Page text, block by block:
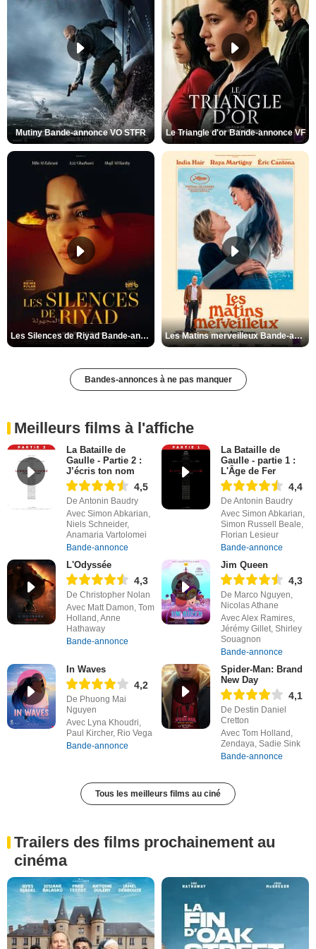
Mutiny Bande-annonce VO STFR Le Triangle d'or Bande-annonce VF
Les Silences de Riyad Bande-annonce VO STFR Les Matins merveilleux Bande-annonce VF
Bandes-annonces à ne pas manquer
Meilleurs films à l'affiche
La Bataille de
Gaulle - Partie 2 :
J’écris ton nom
4,5
De Antonin Baudry
Avec Simon Abkarian,
Niels Schneider,
Anamaria Vartolomei
Bande-annonce
La Bataille de
Gaulle - partie 1 :
L'Âge de Fer
4,4
De Antonin Baudry
Avec Simon Abkarian,
Simon Russell Beale,
Florian Lesieur
Bande-annonce
L'Odyssée
4,3
De Christopher Nolan
Avec Matt Damon, Tom
Holland, Anne
Hathaway
Bande-annonce
Jim Queen
4,3
De Marco Nguyen,
Nicolas Athane
Avec Alex Ramires,
Jérémy Gillet, Shirley
Souagnon
Bande-annonce
In Waves
4,2
De Phuong Mai
Nguyen
Avec Lyna Khoudri,
Paul Kircher, Rio Vega
Bande-annonce
Spider-Man: Brand
New Day
4,1
De Destin Daniel
Cretton
Avec Tom Holland,
Zendaya, Sadie Sink
Bande-annonce
Tous les meilleurs films au ciné
Trailers des films prochainement au
cinéma